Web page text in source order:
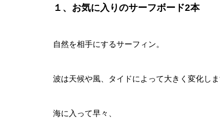
１、お気に入りのサーフボード2本
自然を相手にするサーフィン。
波は天候や風、タイドによって大きく変化しま
海に入って早々、